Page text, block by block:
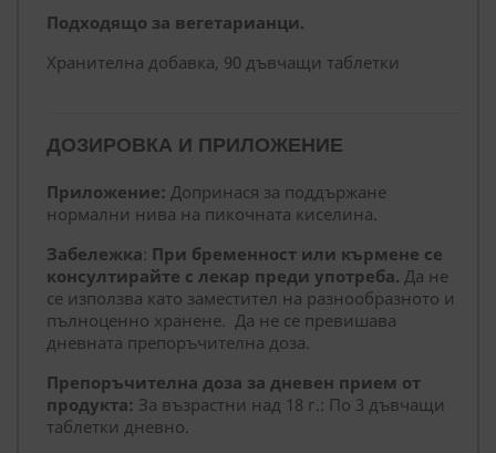
Подходящо за вегетарианци.
Хранителна добавка, 90 дъвчащи таблетки
ДОЗИРОВКА И ПРИЛОЖЕНИЕ
Приложение: Допринася за поддържане
нормални нива на пикочната киселина.
Забележка: При бременност или кърмене се
консултирайте с лекар преди употреба. Да не
се използва като заместител на разнообразното и
пълноценно хранене. Да не се превишава
дневната препоръчителна доза.
Препоръчителна доза за дневен прием от
продукта: За възрастни над 18 г.: По 3 дъвчащи
таблетки дневно.